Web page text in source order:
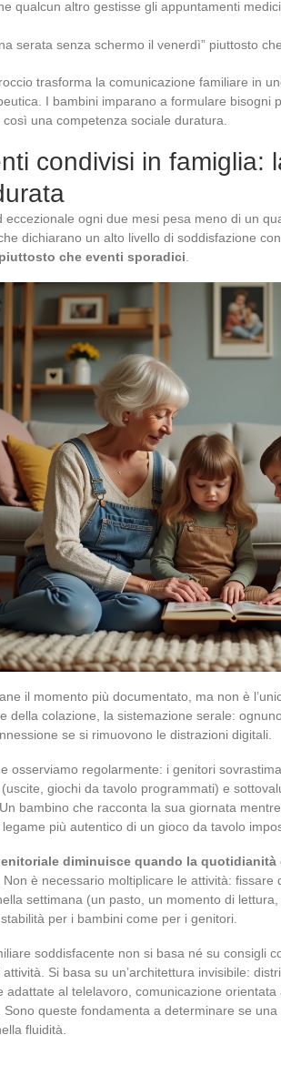
qualcun altro gestisse gli appuntamenti
serata senza schermo il venerdì” piuttosto
trasforma la comunicazione familiare in
I bambini imparano a formulare bisogni
una competenza sociale duratura.
condivisi in famiglia:
eccezionale ogni due mesi pesa meno di un
dichiarano un alto livello di soddisfazione
che eventi sporadici
il momento più documentato, ma non è
della colazione, la sistemazione serale:
se si rimuovono le distrazioni digitali.
osserviamo regolarmente: i genitori
giochi da tavolo programmati) e
bambino che racconta la sua giornata
più autentico di un gioco da tavolo
diminuisce quando la
. Non è necessario moltiplicare le attività:
settimana (un pasto, un momento di
per i bambini come per i genitori.
soddisfacente non si basa né su consigli
Si basa su un’architettura invisibile:
adattate al telelavoro, comunicazione orientata
Sono queste fondamenta a determinare se
fluidità.